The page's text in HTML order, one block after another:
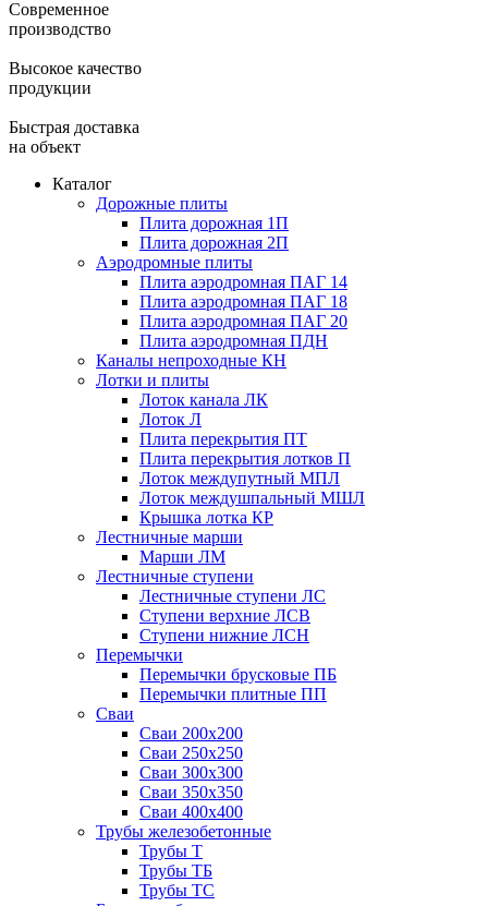
Современное
производство
Высокое качество
продукции
Быстрая доставка
на объект
Каталог
Дорожные плиты
Плита дорожная 1П
Плита дорожная 2П
Аэродромные плиты
Плита аэродромная ПАГ 14
Плита аэродромная ПАГ 18
Плита аэродромная ПАГ 20
Плита аэродромная ПДН
Каналы непроходные КН
Лотки и плиты
Лоток канала ЛК
Лоток Л
Плита перекрытия ПТ
Плита перекрытия лотков П
Лоток междупутный МПЛ
Лоток междушпальный МШЛ
Крышка лотка КР
Лестничные марши
Марши ЛМ
Лестничные ступени
Лестничные ступени ЛС
Ступени верхние ЛСВ
Ступени нижние ЛСН
Перемычки
Перемычки брусковые ПБ
Перемычки плитные ПП
Сваи
Сваи 200х200
Сваи 250х250
Сваи 300х300
Сваи 350х350
Сваи 400х400
Трубы железобетонные
Трубы Т
Трубы ТБ
Трубы ТС